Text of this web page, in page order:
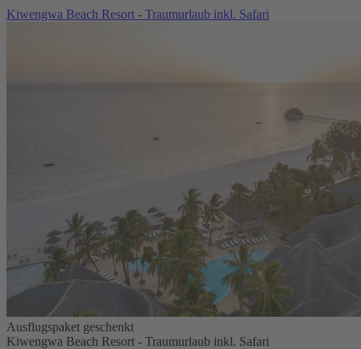
Kiwengwa Beach Resort - Traumurlaub inkl. Safari
Ausflugspaket geschenkt
Kiwengwa Beach Resort - Traumurlaub inkl. Safari